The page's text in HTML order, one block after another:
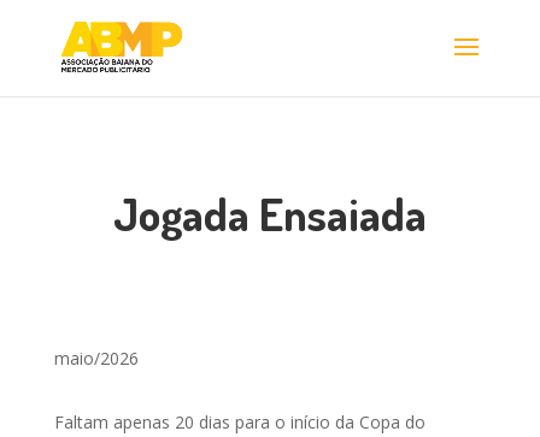
Jogada Ensaiada
maio/2026
Faltam apenas 20 dias para o início da Copa do